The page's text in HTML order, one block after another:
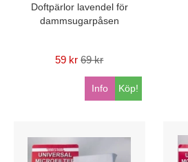
Doftpärlor lavendel för
dammsugarpåsen
59 kr 69 kr
Köp!
Info